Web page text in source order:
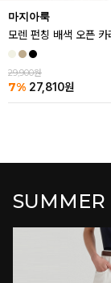
마지아룩
모렌 펀칭 배색 오픈 카
29,900원
7% 27,810원
SUMMER